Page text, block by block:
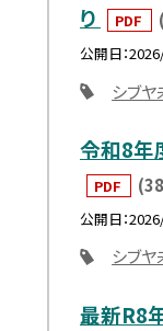
り
PDF
公開日
シブ
令和8年
PDF
公開日
シブ
最新R8